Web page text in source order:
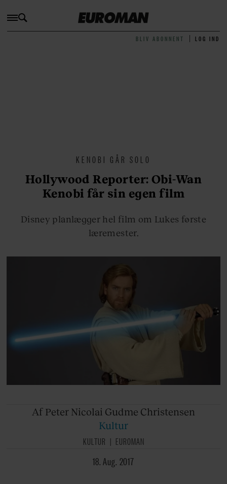
BLIV ABONNENT LOG IND
KENOBI GÅR SOLO
Hollywood Reporter: Obi-Wan
Kenobi får sin egen film
Disney planlægger hel film om Lukes første
læremester.
Af Peter Nicolai Gudme Christensen
Kultur
KULTUR
EUROMAN
18. Aug. 2017